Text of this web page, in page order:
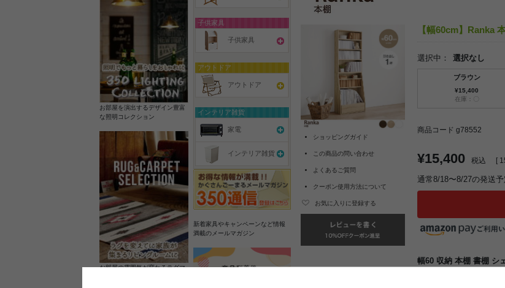
お部屋を演出するデザイン豊富
な照明コレクション
お部屋の雰囲気が変わるラグマ
子供家具
子供家具
アウトドア
アウトドア
インテリア雑貨
家電
インテリア雑貨
新着家具やキャンペーンなど情報
満載のメールマガジン
ショッピングガイド
この商品の問い合わせ
よくあるご質問
クーポン使用方法について
お気に入りに登録する
【幅60cm】Ranka
選択中： 選択なし
ブラウン
¥15,400
在庫：〇
商品コード g78552
¥15,400 税込 [
通常8/18〜8/27の発送予
幅60 収納 本棚 書棚 シ